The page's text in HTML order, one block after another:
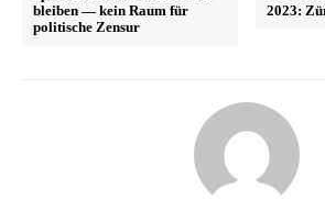
bleiben — kein Raum für
politische Zensur
2023: